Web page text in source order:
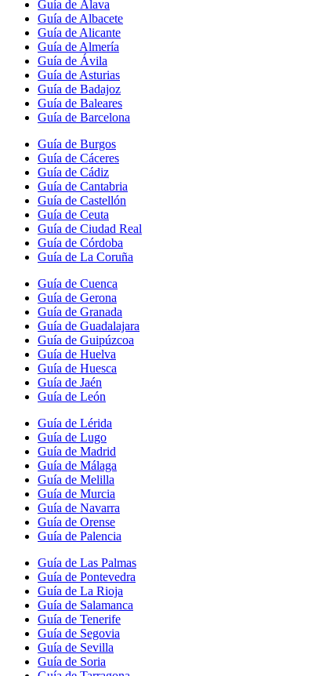
Guía de Álava
Guía de Albacete
Guía de Alicante
Guía de Almería
Guía de Ávila
Guía de Asturias
Guía de Badajoz
Guía de Baleares
Guía de Barcelona
Guía de Burgos
Guía de Cáceres
Guía de Cádiz
Guía de Cantabria
Guía de Castellón
Guía de Ceuta
Guía de Ciudad Real
Guía de Córdoba
Guía de La Coruña
Guía de Cuenca
Guía de Gerona
Guía de Granada
Guía de Guadalajara
Guía de Guipúzcoa
Guía de Huelva
Guía de Huesca
Guía de Jaén
Guía de León
Guía de Lérida
Guía de Lugo
Guía de Madrid
Guía de Málaga
Guía de Melilla
Guía de Murcia
Guía de Navarra
Guía de Orense
Guía de Palencia
Guía de Las Palmas
Guía de Pontevedra
Guía de La Rioja
Guía de Salamanca
Guía de Tenerife
Guía de Segovia
Guía de Sevilla
Guía de Soria